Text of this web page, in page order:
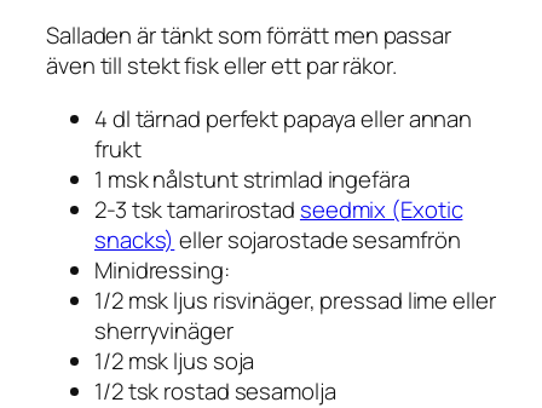
Salladen är tänkt som förrätt men passar
även till stekt fisk eller ett par räkor.
4 dl tärnad perfekt papaya eller annan
frukt
1 msk nålstunt strimlad ingefära
2-3 tsk tamarirostad seedmix (Exotic
snacks) eller sojarostade sesamfrön
Minidressing:
1/2 msk ljus risvinäger, pressad lime eller
sherryvinäger
1/2 msk ljus soja
1/2 tsk rostad sesamolja